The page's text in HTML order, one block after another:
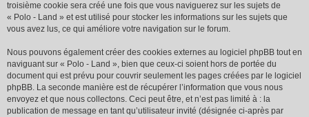
troisième cookie sera créé une fois que vous naviguerez sur les sujets de
« Polo - Land » et est utilisé pour stocker les informations sur les sujets que
vous avez lus, ce qui améliore votre navigation sur le forum.
Nous pouvons également créer des cookies externes au logiciel phpBB tout en
naviguant sur « Polo - Land », bien que ceux-ci soient hors de portée du
document qui est prévu pour couvrir seulement les pages créées par le logiciel
phpBB. La seconde manière est de récupérer l’information que vous nous
envoyez et que nous collectons. Ceci peut être, et n’est pas limité à : la
publication de message en tant qu’utilisateur invité (désignée ci-après par